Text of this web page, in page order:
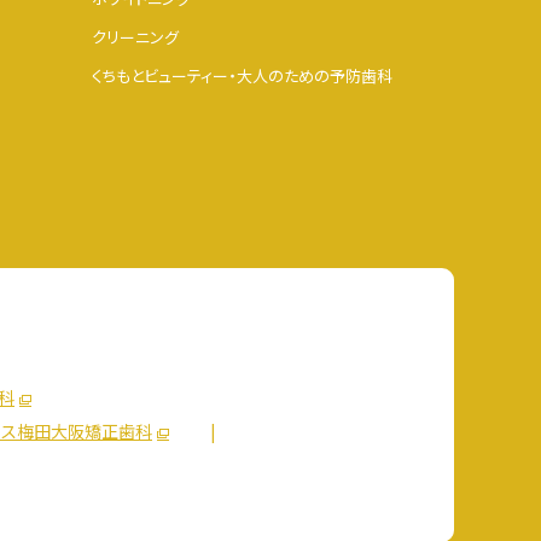
クリーニング
くちもとビューティー・大人のための予防歯科
梅田大阪矯正歯科